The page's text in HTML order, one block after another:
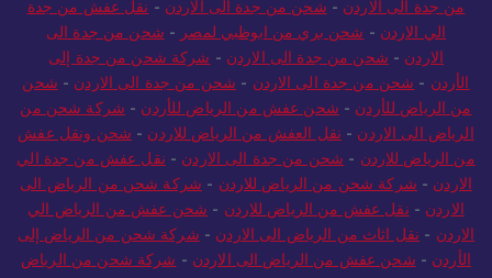
من جدة الى الاردن -شحن من جدة الى الاردن -نقل عفش من جدة
الي الاردن -شحن بري من ابوظبي لمصر-شحن من جدة الى
الاردن -شحن من جدة الى الاردن -شركة شحن من جدة إلى
الأردن -شحن من جدة الى الاردن - شحن من جدة الى الاردن -شحن
من الرياض للأردن -شحن عفش من الرياض للأردن - شركة شحن من
الرياض الى الاردن -نقل العفش من الرياض للاردن - شحن ونقل عفش
من الرياض للاردن - شحن من جدة الى الاردن -نقل عفش من جدة الي
الاردن -شركة شحن من الرياض للاردن - شركة شحن من الرياض الى
الاردن -نقل عفش من الرياض للاردن - شحن عفش من الرياض الي
الاردن -نقل اثاث من الرياض الى الاردن -شركة شحن من الرياض إلى
الأردن -شحن عفش من الرياض الى الاردن -شركة شحن من الرياض